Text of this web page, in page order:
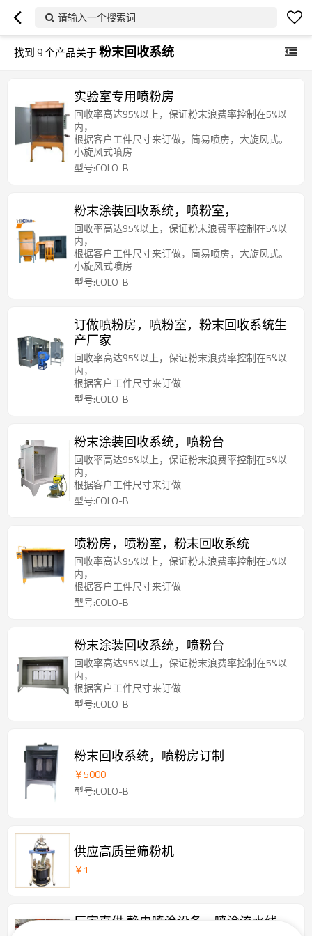
请输入一个搜索词
找到9个产品关于粉末回收系统
实验室专用喷粉房
回收率高达95%以上，保证粉末浪费率控制在5%以
内，
根据客户工件尺寸来订做，简易喷房，大旋风式。
小旋风式喷房
型号:COLO-B
粉末涂装回收系统，喷粉室，
回收率高达95%以上，保证粉末浪费率控制在5%以
内，
根据客户工件尺寸来订做，简易喷房，大旋风式。
小旋风式喷房
型号:COLO-B
订做喷粉房，喷粉室，粉末回收系统生
产厂家
回收率高达95%以上，保证粉末浪费率控制在5%以
内，
根据客户工件尺寸来订做
型号:COLO-B
粉末涂装回收系统，喷粉台
回收率高达95%以上，保证粉末浪费率控制在5%以
内，
根据客户工件尺寸来订做
型号:COLO-B
喷粉房，喷粉室，粉末回收系统
回收率高达95%以上，保证粉末浪费率控制在5%以
内，
根据客户工件尺寸来订做
型号:COLO-B
粉末涂装回收系统，喷粉台
回收率高达95%以上，保证粉末浪费率控制在5%以
内，
根据客户工件尺寸来订做
型号:COLO-B
粉末回收系统，喷粉房订制
￥5000
型号:COLO-B
供应高质量筛粉机
￥1
厂家直供 静电喷涂设备，喷涂流水线，